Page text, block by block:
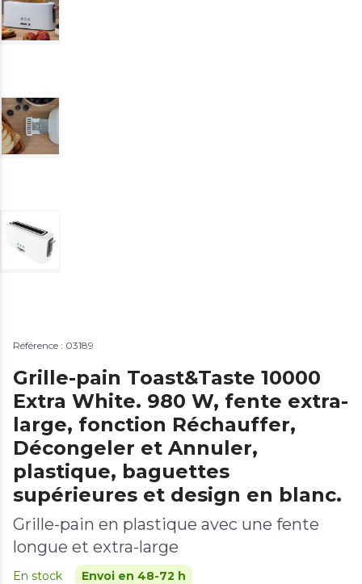
Référence : 03189
Grille-pain Toast&Taste 10000
Extra White. 980 W, fente extra-
large, fonction Réchauffer,
Décongeler et Annuler,
plastique, baguettes
supérieures et design en blanc.
Grille-pain en plastique avec une fente
longue et extra-large
En stock Envoi en 48-72 h